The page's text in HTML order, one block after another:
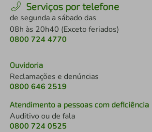
Serviços por telefone
de segunda a sábado das
08h às 20h40 (Exceto feriados)
0800 724 4770
Ouvidoria
Reclamações e denúncias
0800 646 2519
Atendimento a pessoas com deficiência
Auditivo ou de fala
0800 724 0525